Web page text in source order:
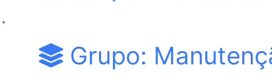
Grupo: